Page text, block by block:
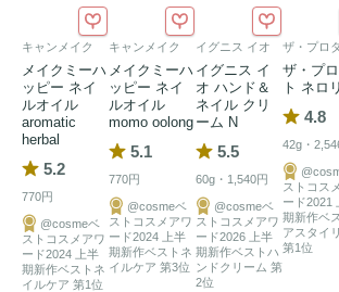
キャンメイク
メイクミーハ
ッピー ネイ
ルオイル
aromatic
herbal
5.2
770円
@cosmeベ
ストコスメアワ
ード2024 上半
期新作ベストネ
イルケア 第1位
キャンメイク
メイクミーハ
ッピー ネイ
ルオイル
momo oolong
5.1
770円
@cosmeベ
ストコスメアワ
ード2024 上半
期新作ベストネ
イルケア 第3位
イグニス イオ
イグニス イ
オ ハンド＆
ネイル クリ
ーム N
5.5
60g・1,540円
@cosmeベ
ストコスメアワ
ード2026 上半
期新作ベストハ
ンドクリーム 第
2位
ザ・プロ
ザ・プ
ト ネロリ
4.8
42g・
ストコス
ード2021
期新作ベ
アスタイ
第1位